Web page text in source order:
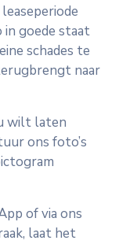
in goede staat
schades te
naar
wilt laten
ons foto’s
of via ons
laat het